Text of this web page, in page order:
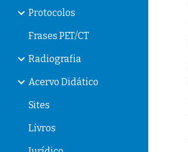
Protocolos
Frases PET/CT
Radiografia
Acervo Didático
Sites
Livros